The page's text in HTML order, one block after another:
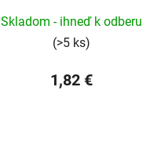
Skladom - ihneď k odberu
(>5 ks)
1,82 €